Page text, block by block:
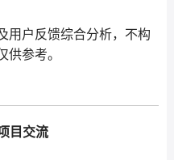
用户反馈综合分析，不构
参考。
目交流